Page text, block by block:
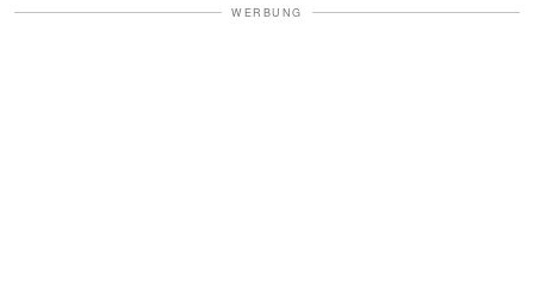
WERBUNG